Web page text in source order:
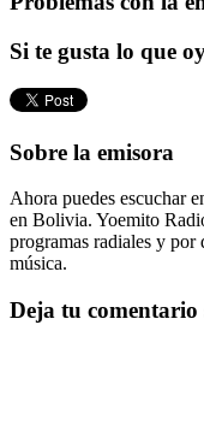
Si te gusta lo que
Sobre la emisora
Ahora puedes escuchar
en Bolivia. Yoemito
programas radiales y por
música.
Deja tu comentario